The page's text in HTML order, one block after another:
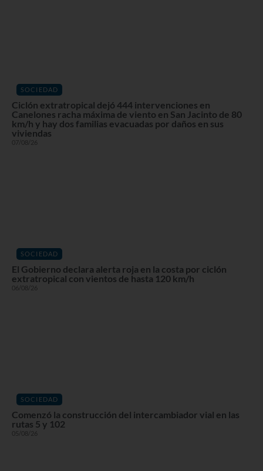
SOCIEDAD
Ciclón extratropical dejó 444 intervenciones en
Canelones racha máxima de viento en San Jacinto de 80
km/h y hay dos familias evacuadas por daños en sus
viviendas
07/08/26
SOCIEDAD
El Gobierno declara alerta roja en la costa por ciclón
extratropical con vientos de hasta 120 km/h
06/08/26
SOCIEDAD
Comenzó la construcción del intercambiador vial en las
rutas 5 y 102
05/08/26